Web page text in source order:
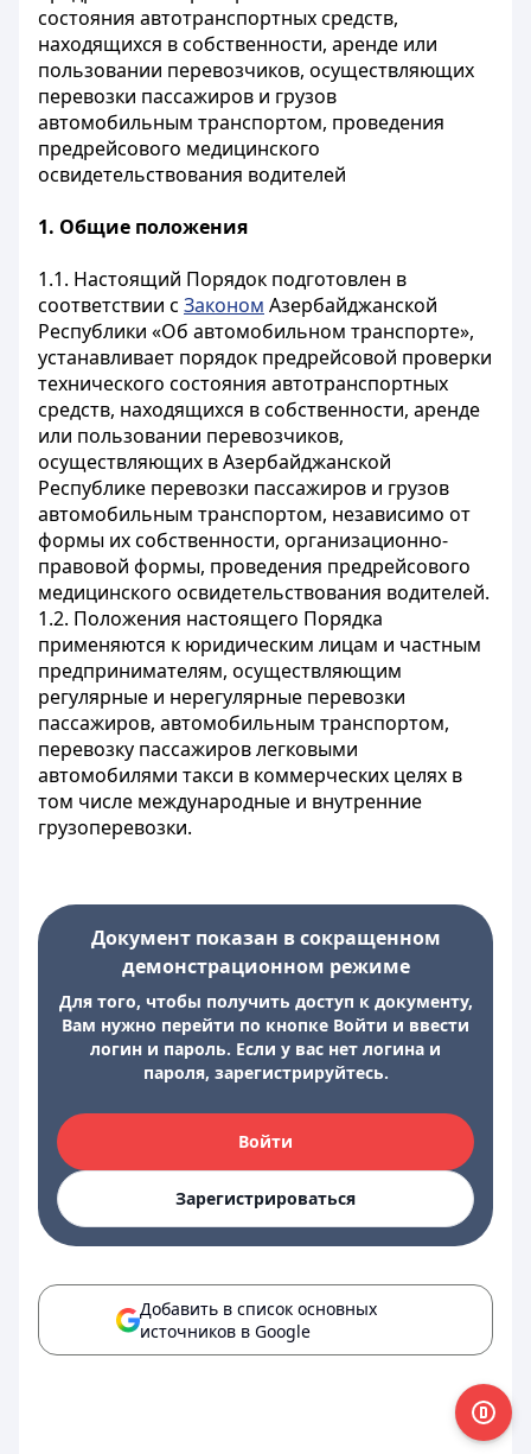
состояния автотранспортных средств,
находящихся в собственности, аренде или
пользовании перевозчиков, осуществляющих
перевозки пассажиров и грузов
автомобильным транспортом, проведения
предрейсового медицинского
освидетельствования водителей
1. Общие положения
1.1. Настоящий Порядок подготовлен в
соответствии с Законом Азербайджанской
Республики «Об автомобильном транспорте»,
устанавливает порядок предрейсовой проверки
технического состояния автотранспортных
средств, находящихся в собственности, аренде
или пользовании перевозчиков,
осуществляющих в Азербайджанской
Республике перевозки пассажиров и грузов
автомобильным транспортом, независимо от
формы их собственности, организационно-
правовой формы, проведения предрейсового
медицинского освидетельствования водителей.
1.2. Положения настоящего Порядка
применяются к юридическим лицам и частным
предпринимателям, осуществляющим
регулярные и нерегулярные перевозки
пассажиров, автомобильным транспортом,
перевозку пассажиров легковыми
автомобилями такси в коммерческих целях в
том числе международные и внутренние
грузоперевозки.
Документ показан в сокращенном
демонстрационном режиме
Для того, чтобы получить доступ к документу,
Вам нужно перейти по кнопке Войти и ввести
логин и пароль. Если у вас нет логина и
пароля, зарегистрируйтесь.
Войти
Зарегистрироваться
Добавить в список основных
источников в Google